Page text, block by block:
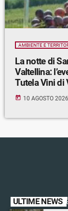
AMBIENTE E
La notte di San
Valtellina:
Tutela Vini di
today 10 AGOSTO 2026
ULTIME NEWS